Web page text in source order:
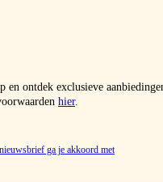
ontdek exclusieve
hier.
ga je akkoord met